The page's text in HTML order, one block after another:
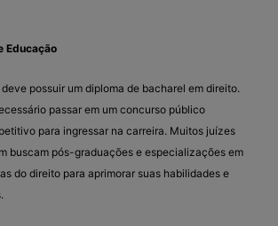
Educação
possuir um diploma de bacharel em direito.
passar em um concurso público
para ingressar na carreira. Muitos juízes
buscam pós-graduações e especializações em
do direito para aprimorar suas habilidades e